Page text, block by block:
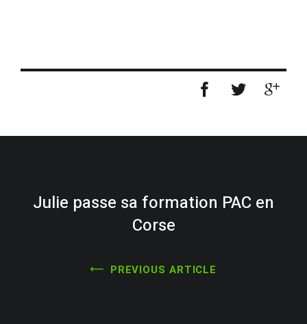
Julie passe sa formation PAC en
Corse
PREVIOUS ARTICLE